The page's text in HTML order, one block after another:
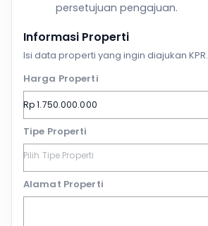
persetujuan pengajuan.
Informasi Properti
Isi data properti yang ingin diajukan KPR.
Harga Properti
Tipe Properti
Alamat Properti